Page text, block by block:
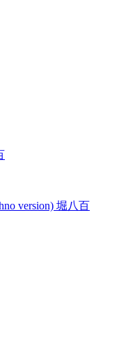
version) 堀八百